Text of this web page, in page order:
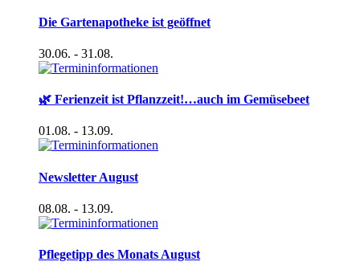
Die Gartenapotheke ist geöffnet
30.06. - 31.08.
🌿 Ferienzeit ist Pflanzzeit!…auch im Gemüsebeet
01.08. - 13.09.
Newsletter August
08.08. - 13.09.
Pflegetipp des Monats August